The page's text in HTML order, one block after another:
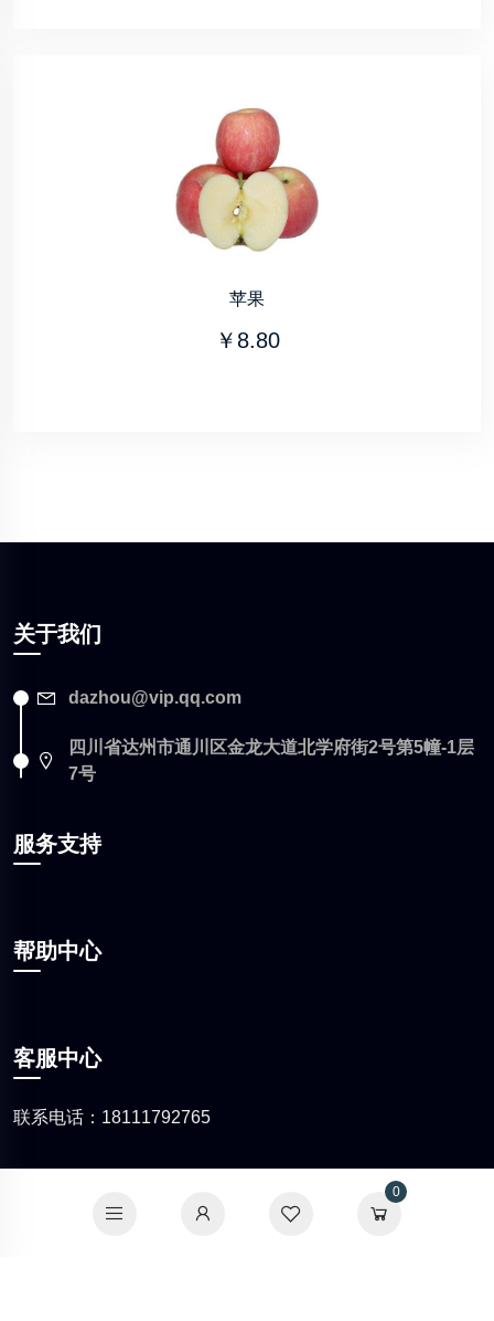
0
苹果
￥8.80
关于我们
dazhou@vip.qq.com
四川省达州市通川区金龙大道北学府街2号第5幢-1层
7号
服务支持
帮助中心
客服中心
联系电话：18111792765